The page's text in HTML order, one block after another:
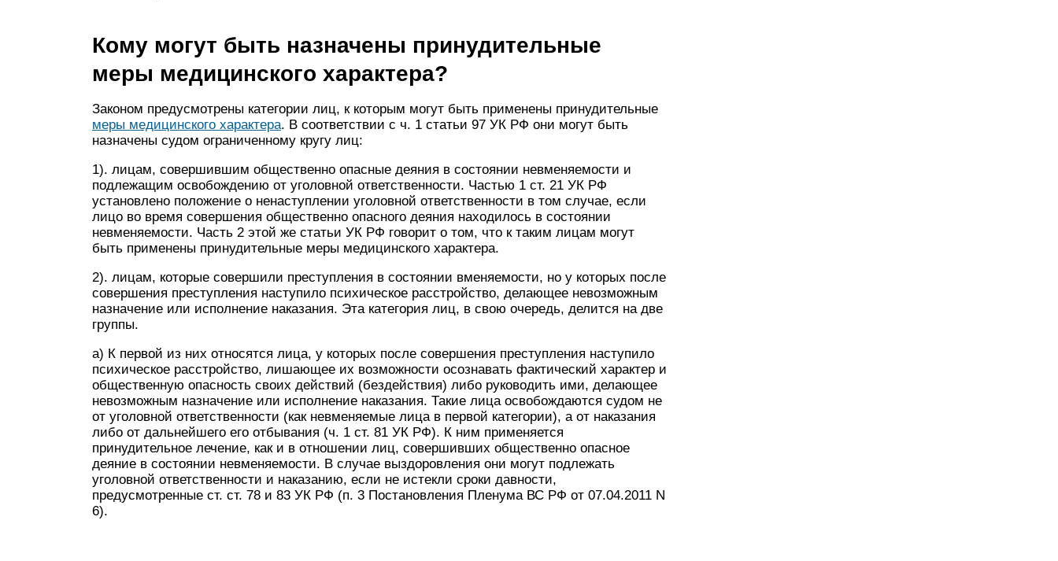
Кому могут быть назначены принудительные
меры медицинского характера?
Законом предусмотрены категории лиц, к которым могут быть применены принудительные
меры медицинского характера. В соответствии с ч. 1 статьи 97 УК РФ они могут быть
назначены судом ограниченному кругу лиц:
1). лицам, совершившим общественно опасные деяния в состоянии невменяемости и
подлежащим освобождению от уголовной ответственности. Частью 1 ст. 21 УК РФ
установлено положение о ненаступлении уголовной ответственности в том случае, если
лицо во время совершения общественно опасного деяния находилось в состоянии
невменяемости. Часть 2 этой же статьи УК РФ говорит о том, что к таким лицам могут
быть применены принудительные меры медицинского характера.
2). лицам, которые совершили преступления в состоянии вменяемости, но у которых после
совершения преступления наступило психическое расстройство, делающее невозможным
назначение или исполнение наказания. Эта категория лиц, в свою очередь, делится на две
группы.
а) К первой из них относятся лица, у которых после совершения преступления наступило
психическое расстройство, лишающее их возможности осознавать фактический характер и
общественную опасность своих действий (бездействия) либо руководить ими, делающее
невозможным назначение или исполнение наказания. Такие лица освобождаются судом не
от уголовной ответственности (как невменяемые лица в первой категории), а от наказания
либо от дальнейшего его отбывания (ч. 1 ст. 81 УК РФ). К ним применяется
принудительное лечение, как и в отношении лиц, совершивших общественно опасное
деяние в состоянии невменяемости. В случае выздоровления они могут подлежать
уголовной ответственности и наказанию, если не истекли сроки давности,
предусмотренные ст. ст. 78 и 83 УК РФ (п. 3 Постановления Пленума ВС РФ от 07.04.2011 N
6).